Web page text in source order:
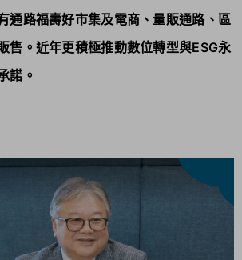
通路福壽好市集及電商、量販通路、區
售。近年更積極推動數位轉型與ESG永
諾。